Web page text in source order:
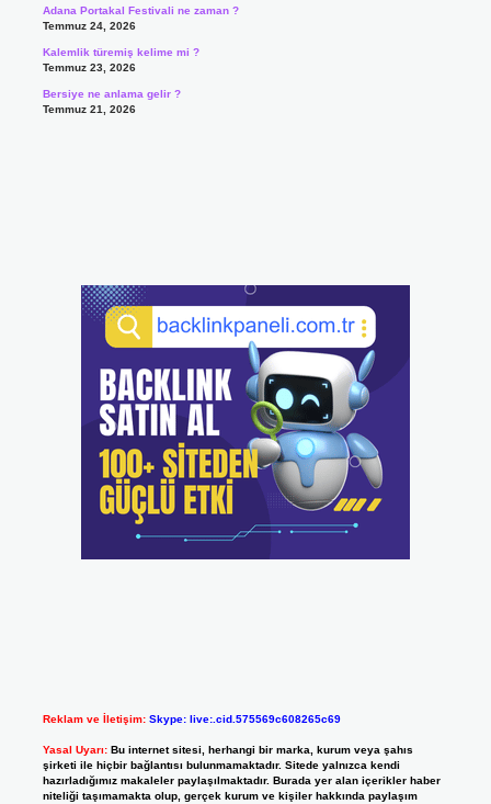
Adana Portakal Festivali ne zaman ?
Temmuz 24, 2026
Kalemlik türemiş kelime mi ?
Temmuz 23, 2026
Bersiye ne anlama gelir ?
Temmuz 21, 2026
Reklam ve İletişim: Skype: live:.cid.575569c608265c69
Yasal Uyarı: Bu internet sitesi, herhangi bir marka, kurum veya şahıs
şirketi ile hiçbir bağlantısı bulunmamaktadır. Sitede yalnızca kendi
hazırladığımız makaleler paylaşılmaktadır. Burada yer alan içerikler haber
niteliği taşımamakta olup, gerçek kurum ve kişiler hakkında paylaşım